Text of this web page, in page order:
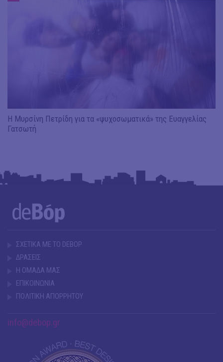
Η Μυρσίνη Πετρίδη για τα «ψυχοσωματικά» της Ευαγγελίας
Γατσωτή
ΣΧΕΤΙΚΑ ΜΕ ΤΟ DEBOP
ΔΡΑΣΕΙΣ
Η ΟΜΑΔΑ ΜΑΣ
ΕΠΙΚΟΙΝΩΝΙΑ
ΠΟΛΙΤΙΚΗ ΑΠΟΡΡΗΤΟΥ
info@debop.gr